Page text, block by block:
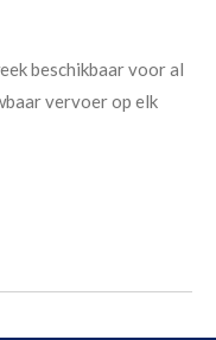
beschikbaar voor al
vervoer op elk